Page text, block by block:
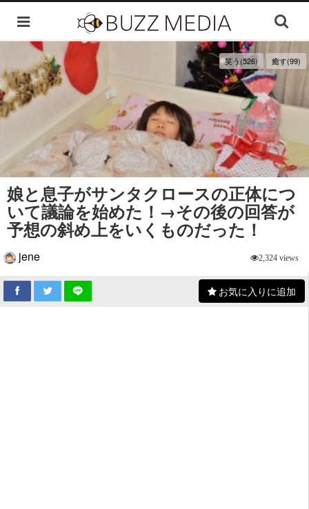
笑う(526) 癒す(99)
娘と息子がサンタクロースの正体につ
いて議論を始めた！→その後の回答が
予想の斜め上をいくものだった！
jene 2,324 views
お気に入りに追加